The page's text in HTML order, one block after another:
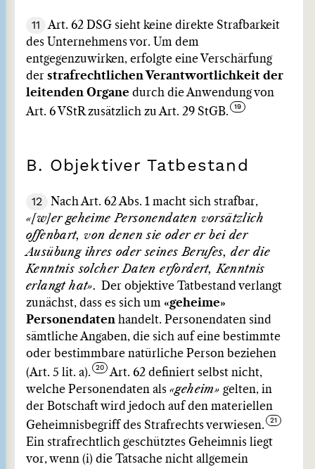
11
Art. 62 DSG sieht keine direkte Strafbarkeit
des Unternehmens vor. Um dem
entgegenzuwirken, erfolgte eine Verschärfung
der strafrechtlichen Verantwortlichkeit der
leitenden Organe durch die Anwendung von
Art. 6 VStR zusätzlich zu Art. 29 StGB.
B. Objektiver Tatbestand
12
Nach Art. 62 Abs. 1 macht sich strafbar,
«[w]er geheime Personendaten vorsätzlich
offenbart, von denen sie oder er bei der
Ausübung ihres oder seines Berufes, der die
Kenntnis solcher Daten erfordert, Kenntnis
erlangt hat».
Der objektive Tatbestand verlangt
zunächst, dass es sich um «geheime»
Personendaten handelt. Personendaten sind
sämtliche Angaben, die sich auf eine bestimmte
oder bestimmbare natürliche Person beziehen
(Art. 5 lit. a).
Art. 62 definiert selbst nicht,
welche Personendaten als «geheim» gelten, in
der Botschaft wird jedoch auf den materiellen
Geheimnisbegriff des Strafrechts verwiesen.
Ein strafrechtlich geschütztes Geheimnis liegt
vor, wenn (i) die Tatsache nicht allgemein